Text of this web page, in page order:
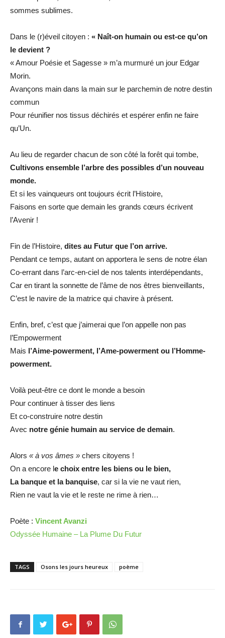
sommes sublimes.
Dans le (r)éveil citoyen : « Naît-on humain ou est-ce qu’on
le devient ?
« Amour Poésie et Sagesse » m’a murmuré un jour Edgar
Morin.
Avançons main dans la main sur le parchemin de notre destin
commun
Pour réunifier nos tissus déchirés et espérer enfin ne faire
qu’Un.
Au lieu de regarder chacun de son côté la forêt qui tombe,
Cultivons ensemble l’arbre des possibles d’un nouveau
monde.
Et si les vainqueurs ont toujours écrit l’Histoire,
Faisons en sorte que demain les grands cœurs écrivent
l’Avenir !
Fin de l’Histoire, dites au Futur que l’on arrive.
Pendant ce temps, autant on apportera le sens de notre élan
Co-errant dans l’arc-en-ciel de nos talents interdépendants,
Car en tirant la sonnette de l’âme de nos êtres bienveillants,
C’est le navire de la matrice qui chavire à présent.
Enfin, bref, c’est que j’aimerai que l’on appelle non pas
l’Empowerment
Mais l’Aime-powerment, l’Ame-powerment ou l’Homme-
powerment.
Voilà peut-être ce dont le monde a besoin
Pour continuer à tisser des liens
Et co-construire notre destin
Avec notre génie humain au service de demain.
Alors « à vos âmes » chers citoyens !
On a encore le choix entre les biens ou le bien,
La banque et la banquise, car si la vie ne vaut rien,
Rien ne vaut la vie et le reste ne rime à rien…
Poète : Vincent Avanzi
Odyssée Humaine – La Plume Du Futur
TAGS Osons les jours heureux poème